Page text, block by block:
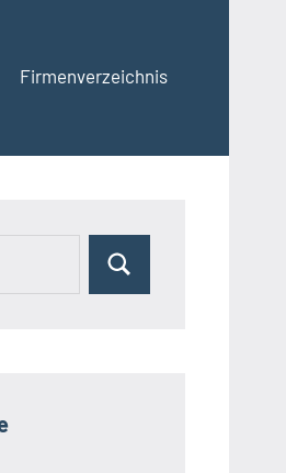
Firmenverzeichnis